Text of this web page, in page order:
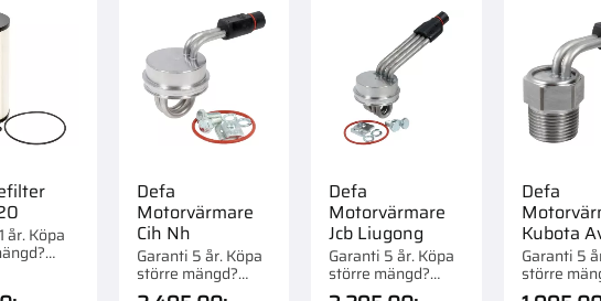
år. Köpa
Defa
Motorvärmare
Cih Nh
Garanti 5 år. Köpa
större mängd?
Förpackad om 1/26
Defa
Motorvärmare
Jcb Liugong
Garanti 5 år. Köpa
större mängd?
Förpackad om 1/16
Defa
Kubota
Garanti 5
större
Förpackad